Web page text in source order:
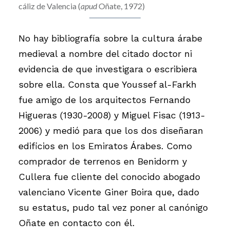
cáliz de Valencia (apudOñate, 1972)
No hay bibliografía sobre la cultura árabe
medieval a nombre del citado doctor ni
evidencia de que investigara o escribiera
sobre ella. Consta que Youssef al-Farkh
fue amigo de los arquitectos Fernando
Higueras (1930-2008) y Miguel Fisac (1913-
2006) y medió para que los dos diseñaran
edificios en los Emiratos Árabes. Como
comprador de terrenos en Benidorm y
Cullera fue cliente del conocido abogado
valenciano Vicente Giner Boira que, dado
su estatus, pudo tal vez poner al canónigo
Oñate en contacto con él.